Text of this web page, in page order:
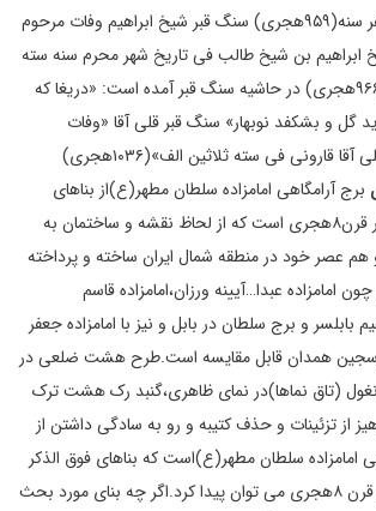
لهما فی تاریخ شهر صفر سنه(۹۵۹هجری) سنگ قبر شیخ ابراهیم وفات مرحوم
ابراهیم بن شیخ طالب فی تاریخ شهر محرم سنه سته
و ستین و تسمعمائه(۹۶۶هجری) در حاشیه سنگ قبر آمده است: «دریغا که
گل و بشکفد نوبهار» سنگ قبر قلی آقا «وفات
قارونی فی سته ثلاثین الف»(۱۰۳۶هجری)
برج آرامگاهی امامزاده سلطان مطهر(ع)از بناهای
باارزش و باشکوه اواخر قرن۸هجری است که از لحاظ نقشه و ساختمان به
عصر خود در منطقه شمال ایران ساخته و پرداخته
امامزاده عبدا…آیینه ورزان،امامزاده قاسم
بابلسر و برج سلطان در بابل و نیز با امامزاده جعفر
همدان قابل مقایسه است.طرح هشت ضلعی در
(تاق نماها)در نمای ظاهری،گنبد رک هشت ترک
از تزئینات و حذف کتیبه و رو به سادگی داشتن از
امامزاده سلطان مطهر(ع)است که بناهای فوق الذکر
و در اکثر بناهای اواخر قرن ۸هجری می توان پیدا کرد.اگر چه بنای مورد بحث